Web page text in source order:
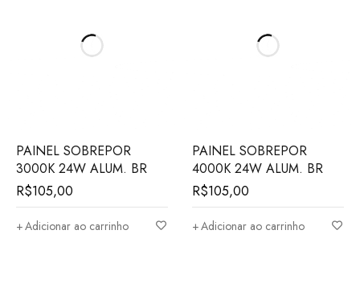
PAINEL SOBREPOR
3000K 24W ALUM. BR
R$105,00
Adicionar ao carrinho
PAINEL SOBREPOR
4000K 24W ALUM. BR
R$105,00
Adicionar ao carrinho